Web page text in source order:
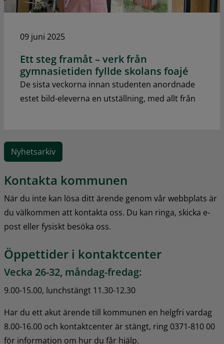
09 juni 2025
Ett steg framåt – verk från
gymnasietiden fyllde skolans foajé
De sista veckorna innan studenten anordnade
estet bild-eleverna en utställning, med allt från
Nyhetsarkiv
Kontakta kommunen
När du inte kan lösa ditt ärende genom vår webbplats är
du välkommen att kontakta oss. Du kan ringa, skicka e-
post eller fysiskt besöka oss.
Öppettider i kontaktcenter
Vecka 26-32, måndag-fredag:
9.00-15.00, lunchstängt 11.30-12.30
Har du ett akut ärende till kommunen en helgfri vardag
8.00-16.00 och kontaktcenter är stängt, ring 0371-810 00
för information om hur du får hjälp.